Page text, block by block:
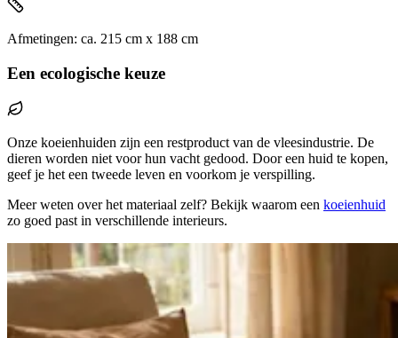
Afmetingen: ca. 215 cm x 188 cm
Een ecologische keuze
Onze koeienhuiden zijn een restproduct van de vleesindustrie. De
dieren worden niet voor hun vacht gedood. Door een huid te kopen,
geef je het een tweede leven en voorkom je verspilling.
Meer weten over het materiaal zelf? Bekijk waarom een koeienhuid
zo goed past in verschillende interieurs.